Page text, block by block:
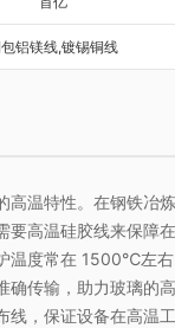
铝镁线,镀锡铜线
高温特性。在钢铁
要高温硅胶线来保障
温度常在 1500℃左
确传输，助力玻璃的
线，保证设备在高温
市
江嘉
业机